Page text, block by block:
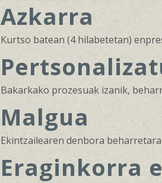
Azkarra
Kurtso batean (4 hilabetetan)
Bakarkako prozesuak izanik,
Malgua
Ekintzailearen denbora
Eraginkorra